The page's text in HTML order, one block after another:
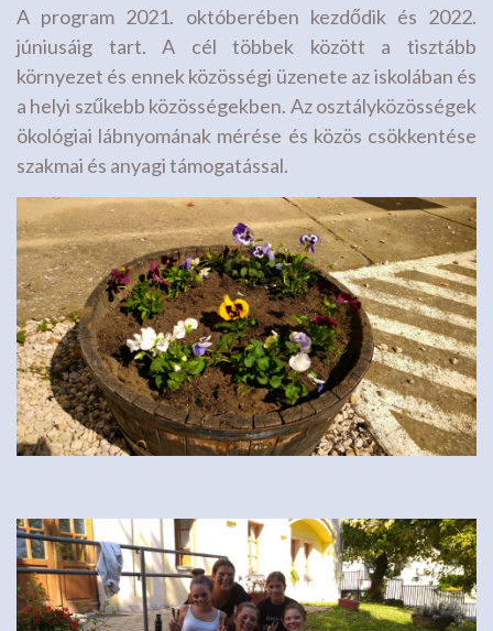
A program 2021. októberében kezdődik és 2022.
júniusáig tart. A cél többek között a tisztább
környezet és ennek közösségi üzenete az iskolában és
a helyi szűkebb közösségekben. Az osztályközösségek
ökológiai lábnyomának mérése és közös csökkentése
szakmai és anyagi támogatással.